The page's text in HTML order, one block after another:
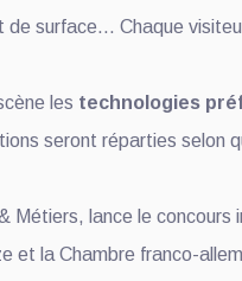
surface… Chaque
les technologies
seront réparties selon
lance le concours
et la Chambre franco-